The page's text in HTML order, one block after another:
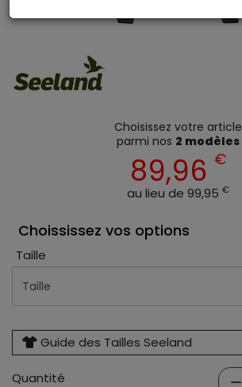
Choisissez votre article
parmi nos 2 modèles
89,96 €
au lieu de 99,95 €
Choississez vos options
Taille
Guide des Tailles Seeland
Quantité